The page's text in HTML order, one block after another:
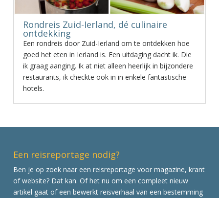
Rondreis Zuid-Ierland, dé culinaire
ontdekking
Een rondreis door Zuid-Ierland om te ontdekken hoe
goed het eten in Ierland is. Een uitdaging dacht ik. Die
ik graag aanging. Ik at niet alleen heerlijk in bijzondere
restaurants, ik checkte ook in in enkele fantastische
hotels.
Een reisreportage nodig?
Ben je op zoek naar een reisreportage voor magazine, krant
of website? Dat kan. Of het nu om een compleet nieuw
artikel gaat of een bewerkt reisverhaal van een bestemming